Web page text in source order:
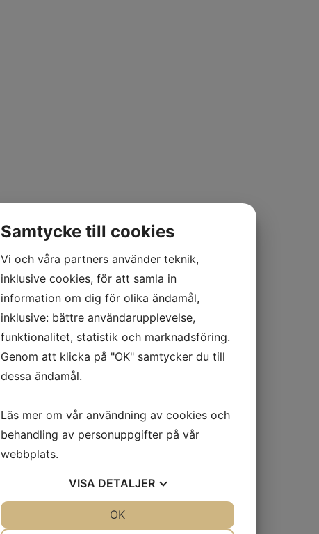
Samtycke till cookies
Vi och våra partners använder teknik,
inklusive cookies, för att samla in
information om dig för olika ändamål,
inklusive: bättre användarupplevelse,
funktionalitet, statistik och marknadsföring.
Genom att klicka på "OK" samtycker du till
dessa ändamål.
Läs mer om vår användning av cookies och
behandling av personuppgifter på vår
webbplats.
VISA DETALJER
OK